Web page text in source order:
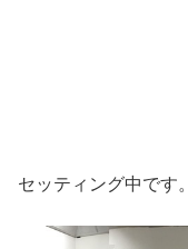
セッティング中です。